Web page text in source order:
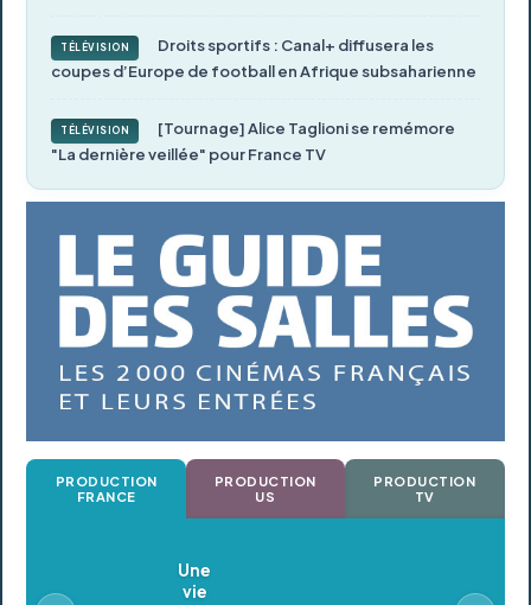
TÉLÉVISION
Droits sportifs : Canal+ diffusera les
coupes d’Europe de football en Afrique subsaharienne
TÉLÉVISION
[Tournage] Alice Taglioni se remémore
"La dernière veillée" pour France TV
PRODUCTION
FRANCE
PRODUCTION
US
PRODUCTION
TV
Oldeupe
En postproduction